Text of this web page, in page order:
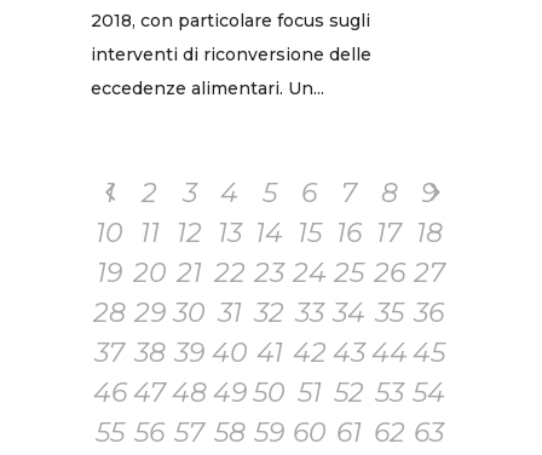
2018, con particolare focus sugli
interventi di riconversione delle
eccedenze alimentari. Un...
1 2 3 4 5 6 7 8
9
10
11 12 13 14 15 16 17 18
19 20 21 22 23 24 25 26 27
28 29 30 31 32 33 34 35 36
37 38 39 40 41 42 434445
46 474849 50 51 52 53 54
55 56 57 58 59 60 61 62 63